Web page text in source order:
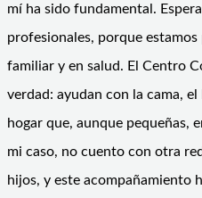
mí ha sido fundamental.
profesionales, porque
familiar y en salud. El Centro
verdad: ayudan con la cama,
hogar que, aunque pequeñas,
mi caso, no cuento con otra
hijos, y este acompañamiento